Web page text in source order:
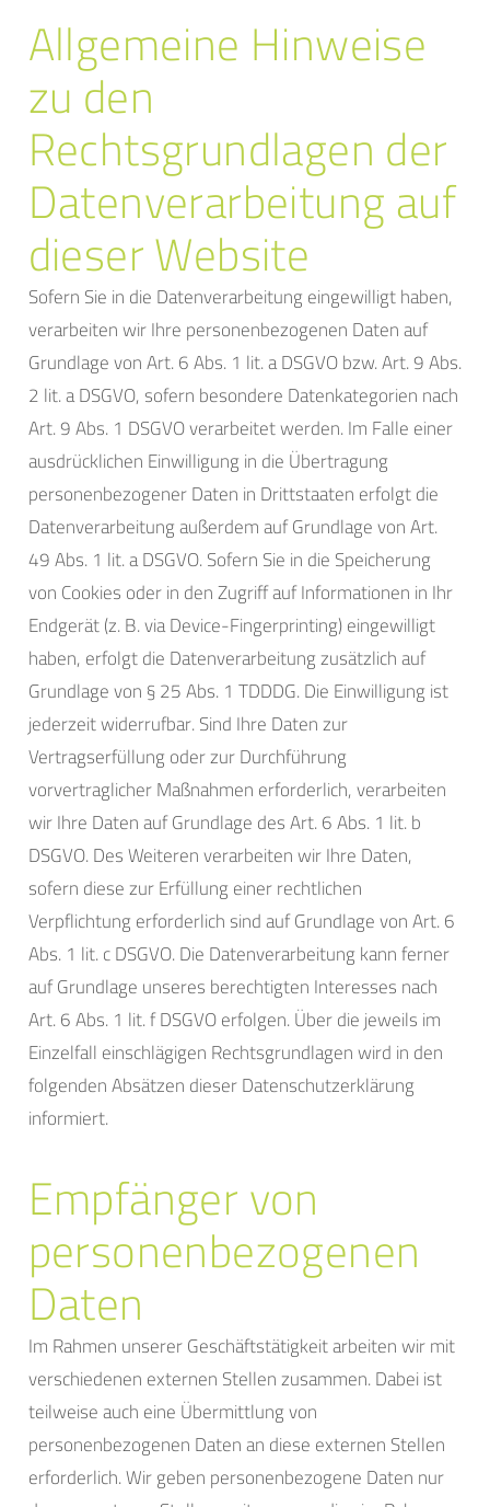
Allgemeine Hinweise
zu den
Rechtsgrundlagen der
Datenverarbeitung auf
dieser Website
Sofern Sie in die Datenverarbeitung eingewilligt haben,
verarbeiten wir Ihre personenbezogenen Daten auf
Grundlage von Art. 6 Abs. 1 lit. a DSGVO bzw. Art. 9 Abs.
2 lit. a DSGVO, sofern besondere Datenkategorien nach
Art. 9 Abs. 1 DSGVO verarbeitet werden. Im Falle einer
ausdrücklichen Einwilligung in die Übertragung
personenbezogener Daten in Drittstaaten erfolgt die
Datenverarbeitung außerdem auf Grundlage von Art.
49 Abs. 1 lit. a DSGVO. Sofern Sie in die Speicherung
von Cookies oder in den Zugriff auf Informationen in Ihr
Endgerät (z. B. via Device-Fingerprinting) eingewilligt
haben, erfolgt die Datenverarbeitung zusätzlich auf
Grundlage von § 25 Abs. 1 TDDDG. Die Einwilligung ist
jederzeit widerrufbar. Sind Ihre Daten zur
Vertragserfüllung oder zur Durchführung
vorvertraglicher Maßnahmen erforderlich, verarbeiten
wir Ihre Daten auf Grundlage des Art. 6 Abs. 1 lit. b
DSGVO. Des Weiteren verarbeiten wir Ihre Daten,
sofern diese zur Erfüllung einer rechtlichen
Verpflichtung erforderlich sind auf Grundlage von Art. 6
Abs. 1 lit. c DSGVO. Die Datenverarbeitung kann ferner
auf Grundlage unseres berechtigten Interesses nach
Art. 6 Abs. 1 lit. f DSGVO erfolgen. Über die jeweils im
Einzelfall einschlägigen Rechtsgrundlagen wird in den
folgenden Absätzen dieser Datenschutzerklärung
informiert.
Empfänger von
personenbezogenen
Daten
Im Rahmen unserer Geschäftstätigkeit arbeiten wir mit
verschiedenen externen Stellen zusammen. Dabei ist
teilweise auch eine Übermittlung von
personenbezogenen Daten an diese externen Stellen
erforderlich. Wir geben personenbezogene Daten nur